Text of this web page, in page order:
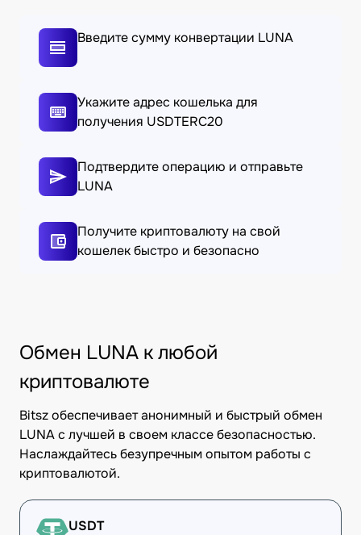
Введите сумму конвертации LUNA
Укажите адрес кошелька для
получения USDTERC20
Подтвердите операцию и отправьте
LUNA
Получите криптовалюту на свой
кошелек быстро и безопасно
Обмен LUNA к любой
криптовалюте
Bitsz обеспечивает анонимный и быстрый обмен
LUNA с лучшей в своем классе безопасностью.
Наслаждайтесь безупречным опытом работы с
криптовалютой.
USDT